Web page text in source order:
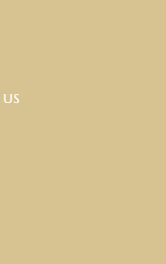
US